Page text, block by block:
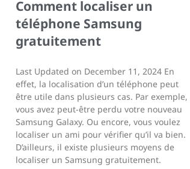
Comment localiser un
téléphone Samsung
gratuitement
Last Updated on December 11, 2024 En
effet, la localisation d’un téléphone peut
être utile dans plusieurs cas. Par exemple,
vous avez peut-être perdu votre nouveau
Samsung Galaxy. Ou encore, vous voulez
localiser un ami pour vérifier qu’il va bien.
D’ailleurs, il existe plusieurs moyens de
localiser un Samsung gratuitement.